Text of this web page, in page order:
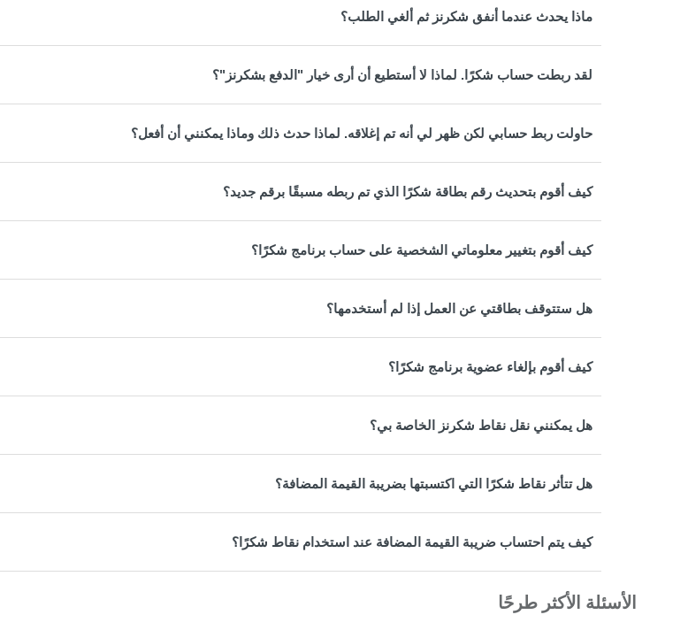
ماذا يحدث عندما أنفق شكرنز ثم ألغي الطلب؟
لقد ربطت حساب شكرًا. لماذا لا أستطيع أن أرى خيار "الدفع بشكرنز"؟
حاولت ربط حسابي لكن ظهر لي أنه تم إغلاقه. لماذا حدث ذلك وماذا يمكنني أن أفعل؟
كيف أقوم بتحديث رقم بطاقة شكرًا الذي تم ربطه مسبقًا برقم جديد؟
كيف أقوم بتغيير معلوماتي الشخصية على حساب برنامج شكرًا؟
هل ستتوقف بطاقتي عن العمل إذا لم أستخدمها؟
كيف أقوم بإلغاء عضوية برنامج شكرًا؟
هل يمكنني نقل نقاط شكرنز الخاصة بي؟
هل تتأثر نقاط شكرًا التي اكتسبتها بضريبة القيمة المضافة؟
كيف يتم احتساب ضريبة القيمة المضافة عند استخدام نقاط شكرًا؟
الأسئلة الأكثر طرحًا